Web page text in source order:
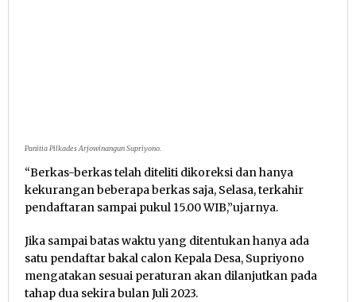
Panitia Pilkades Arjowinangun Supriyono.
“Berkas-berkas telah diteliti dikoreksi dan hanya
kekurangan beberapa berkas saja, Selasa, terkahir
pendaftaran sampai pukul 15.00 WIB,”ujarnya.
Jika sampai batas waktu yang ditentukan hanya ada
satu pendaftar bakal calon Kepala Desa, Supriyono
mengatakan sesuai peraturan akan dilanjutkan pada
tahap dua sekira bulan Juli 2023.